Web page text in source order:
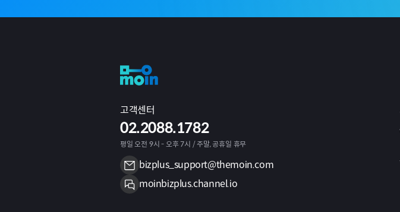
고객센터
02.2088.1782
평일 오전 9시 - 오후 7시 / 주말, 공휴일 휴무
bizplus_support@themoin.com
moinbizplus.channel.io